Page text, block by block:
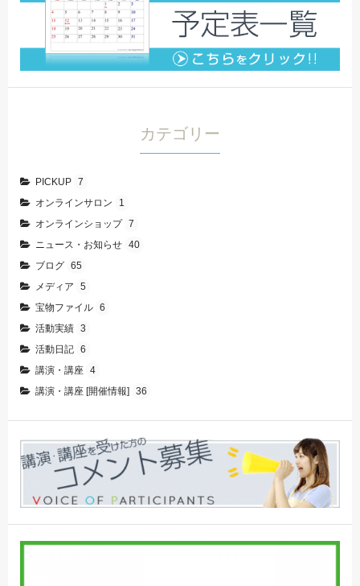
カテゴリー
PICKUP 7
オンラインサロン
1
オンラインショップ 7
ニュース・お知らせ 40
ブログ 65
メディア
5
宝物ファイル 6
活動実績 3
活動日記 6
講演・講座 4
講演・講座 [開催情報]
36